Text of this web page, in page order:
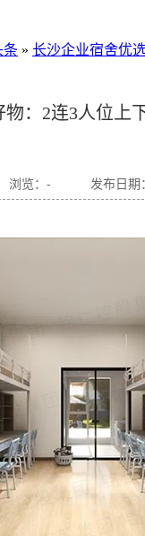
条 » 长沙企业宿舍优
：2连3人位上
浏览： - 发布日期